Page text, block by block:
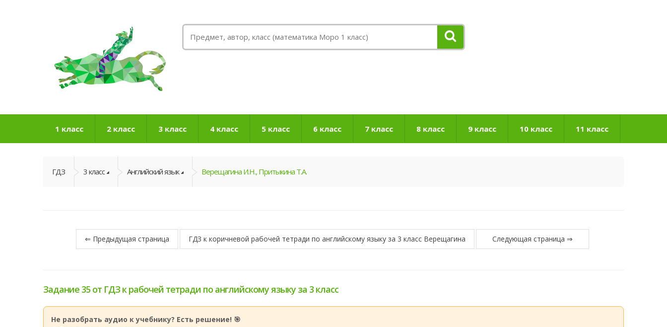
1 класс 2 класс 3 класс 4 класс 5 класс 6 класс 7 класс 8 класс 9 класс 10 класс 11 класс
ГДЗ 3 класс Английский язык Верещагина И.Н., Притыкина Т.А.
⇐ Предыдущая страница ГДЗ к коричневой рабочей тетради по английскому языку за 3 класс Верещагина Следующая страница ⇒
Задание 35 от ГДЗ к рабочей тетради по английскому языку за 3 класс
Не разобрать аудио к учебнику? Есть решение! 🎯